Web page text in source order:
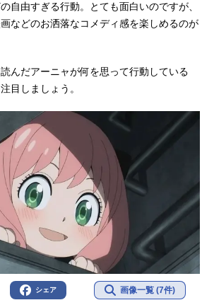
自由すぎる行動。とても面白いのですが、
などのお洒落なコメディ感を楽しめるのが
んだアーニャが何を思って行動している
目しましょう。
シェア 画像一覧 (7件)